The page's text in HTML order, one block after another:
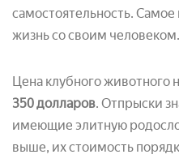
самостоятельность.
жизнь со своим человеком.
Цена клубного
350 долларов. Отпрыски
имеющие элитную
выше, их стоимость